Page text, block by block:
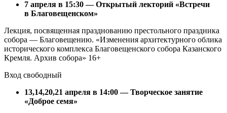
7 апреля в 15:30 — Открытый лекторий «Встречи
в Благовещенском»
Лекция, посвященная празднованию престольного праздника
собора — Благовещению. «Изменения архитектурного облика
исторического комплекса Благовещенского собора Казанского
Кремля. Архив собора» 16+
Вход свободный
13,14,20,21 апреля в 14:00 — Творческое занятие
«Доброе семя»